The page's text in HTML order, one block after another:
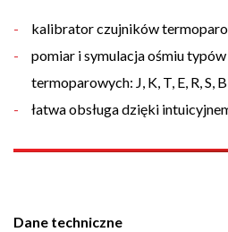
kalibrator czujników
pomiar i symulacja ośmiu
termoparowych: J, K, T, E, R, S,
łatwa obsługa dzięki
Dane techniczne